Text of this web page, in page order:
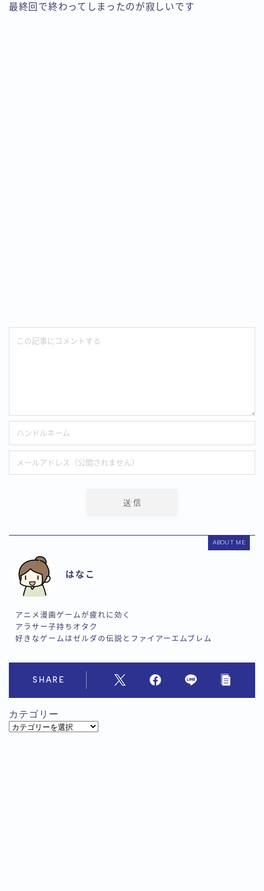
最終回で終わってしまったのが寂しいです
ABOUT ME
はなこ
アニメ漫画ゲームが疲れに効く
アラサー子持ちオタク
好きなゲームはゼルダの伝説とファイアーエムブレム
SHARE
カテゴリー
カ